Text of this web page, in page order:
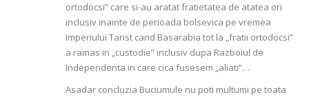
ortodocsi” care si-au aratat fratietatea de atatea ori
inclusiv inainte de perioada bolsevica pe vremea
Imperiului Tarist cand Basarabia tot la „fratii ortodocsi”
a ramas in „custodie” inclusiv dupa Razboiul de
Independenta in care cica fusesem „aliati”…
Asadar concluzia Buciumule nu poti multumi pe toata